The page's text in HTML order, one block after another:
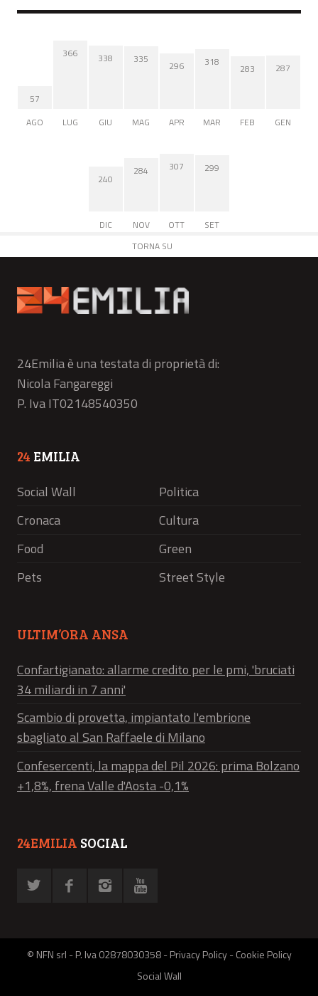
57
AGO
366
LUG
338
GIU
335
MAG
296
APR
318
MAR
283
FEB
287
GEN
240
DIC
284
NOV
307
OTT
299
SET
TORNA SU
24Emilia è una testata di proprietà di:
Nicola Fangareggi
P. Iva IT02148540350
24 EMILIA
Social Wall
Politica
Cronaca
Cultura
Food
Green
Pets
Street Style
ULTIM’ORA ANSA
Confartigianato: allarme credito per le pmi, 'bruciati
34 miliardi in 7 anni'
Scambio di provetta, impiantato l'embrione
sbagliato al San Raffaele di Milano
Confesercenti, la mappa del Pil 2026: prima Bolzano
+1,8%, frena Valle d'Aosta -0,1%
24EMILIA SOCIAL
© NFN srl - P. Iva 02878030358 -Privacy Policy-Cookie Policy
Social Wall